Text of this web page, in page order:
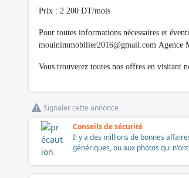
Prix : 2 200 DT/mois
Pour toutes informations nécessaires et
mouinimmobilier2016@gmail.com Agence
Vous trouverez toutes nos offres en
Signaler cette annonce
Conseils de sécurité
Il y a des millions de bonnes
génériques, ou aux photos qui